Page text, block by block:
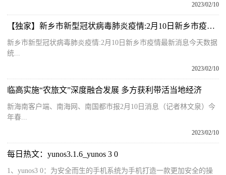
2023/02/10
【独家】新乡市新型冠状病毒肺炎疫情:2月10日新乡市疫情最新消息今天数据统计情况通报
新乡市新型冠状病毒肺炎疫情:2月10日新乡市疫情最新消息今天数据
统...
2023/02/10
临高实施“农旅文”深度融合发展 多方获利带活当地经济
新海南客户端、南海网、南国都市报2月10日消息（记者林文泉）今
年春...
2023/02/10
每日热文：yunos3.1.6_yunos 3 0
1、yunos3 0：为安全而生的手机系统为手机打造一款更加安全的操